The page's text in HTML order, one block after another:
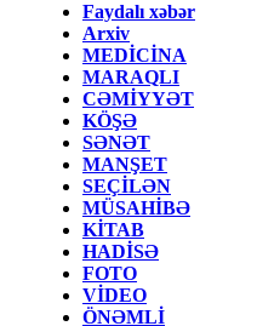
Faydalı xəbər
Arxiv
MEDİCİNA
MARAQLI
CƏMİYYƏT
KÖŞƏ
SƏNƏT
MANŞET
SEÇİLƏN
MÜSAHİBƏ
KİTAB
HADİSƏ
FOTO
VİDEO
ÖNƏMLİ